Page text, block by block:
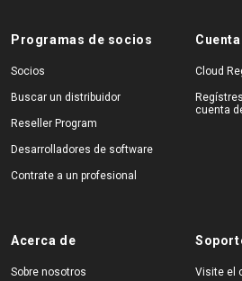
Programas de socios
Socios
Buscar un distribuidor
Reseller Program
Desarrolladores de software
Contrate a un profesional
Cuenta
Cloud
cuenta
Acerca de
Sobre nosotros Visite el